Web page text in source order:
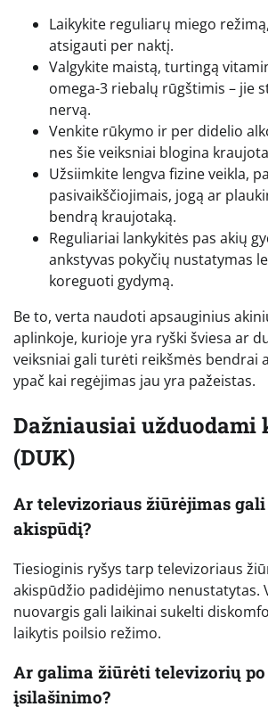
Laikykite reguliarų miego
atsigauti per naktį.
Valgykite maistą, turtingą
omega-3 riebalų rūgštimis – jie
nervą.
Venkite rūkymo ir per didelio
nes šie veiksniai blogina
Užsiimkite lengva fizine veikla,
pasivaikščiojimais, jogą ar
bendrą kraujotaką.
Reguliariai lankykitės pas akių
ankstyvas pokyčių nustatymas
koreguoti gydymą.
Be to, verta naudoti apsauginius
aplinkoje, kurioje yra ryški šviesa ar
veiksniai gali turėti reikšmės bendrai
ypač kai regėjimas jau yra pažeistas.
Dažniausiai užduodami
(DUK)
Ar televizoriaus žiūrėjimas
akispūdį?
Tiesioginis ryšys tarp televizoriaus
akispūdžio padidėjimo nenustatytas.
nuovargis gali laikinai sukelti
laikytis poilsio režimo.
Ar galima žiūrėti televizorių
įsilašinimo?